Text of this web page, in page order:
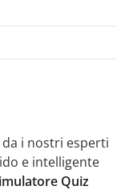
i nostri esperti
e intelligente
Quiz